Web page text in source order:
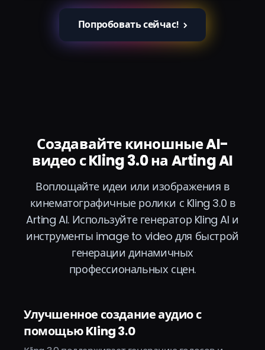
Попробовать сейчас!
Создавайте киношные AI-
видео с Kling 3.0 на Arting AI
Воплощайте идеи или изображения в
кинематографичные ролики с Kling 3.0 в
Arting AI. Используйте генератор Kling AI и
инструменты image to video для быстрой
генерации динамичных
профессиональных сцен.
Улучшенное создание аудио с
помощью Kling 3.0